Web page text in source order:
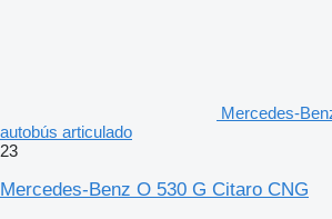
Mercedes-
autobús articulado
23
Mercedes-Benz O 530 G Citaro CNG